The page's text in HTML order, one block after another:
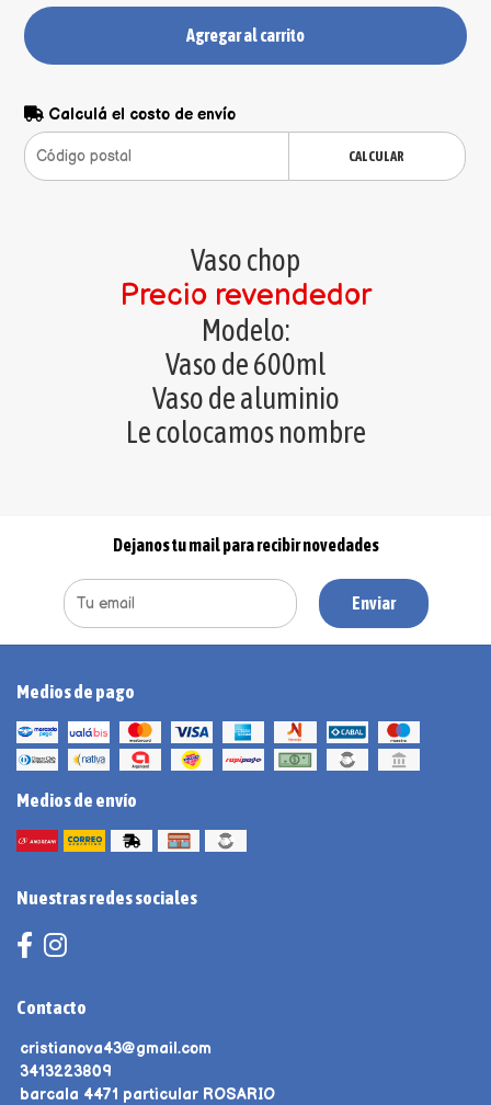
Agregar al carrito
Calculá el costo de envío
CALCULAR
Vaso chop
Precio revendedor
Modelo:
Vaso de 600ml
Vaso de aluminio
Le colocamos nombre
Dejanos tu mail para recibir novedades
Enviar
Medios de pago
Medios de envío
Nuestras redes sociales
Contacto
cristianova43@gmail.com
3413223809
barcala 4471 particular ROSARIO